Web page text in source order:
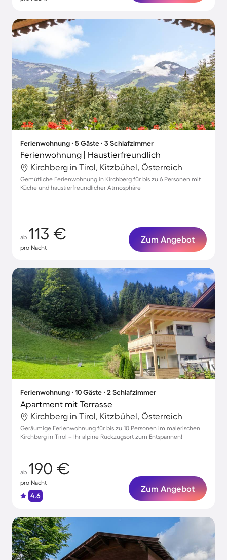
Ferienwohnung ∙ 5 Gäste ∙ 3 Schlafzimmer
Ferienwohnung | Haustierfreundlich
Kirchberg in Tirol, Kitzbühel, Österreich
Gemütliche Ferienwohnung in Kirchberg für bis zu 6 Personen mit
Küche und haustierfreundlicher Atmosphäre
ab 113 €
pro Nacht
Zum Angebot
Ferienwohnung ∙ 10 Gäste ∙ 2 Schlafzimmer
Apartment mit Terrasse
Kirchberg in Tirol, Kitzbühel, Österreich
Geräumige Ferienwohnung für bis zu 10 Personen im malerischen
Kirchberg in Tirol – Ihr alpine Rückzugsort zum Entspannen!
ab 190 €
pro Nacht
4.6
Zum Angebot